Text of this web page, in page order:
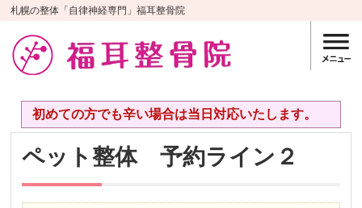
札幌の整体「自律神経専門」福耳整骨院
初めての方でも辛い場合は当日対応いたします。
ペット整体 予約ライン２